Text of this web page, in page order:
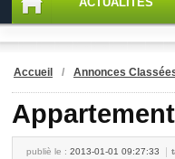
Accueil / Annonces
publiè le : 2013-01-01 09:27:33